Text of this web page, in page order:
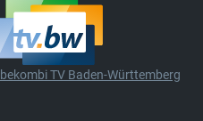
TV Baden-Württemberg